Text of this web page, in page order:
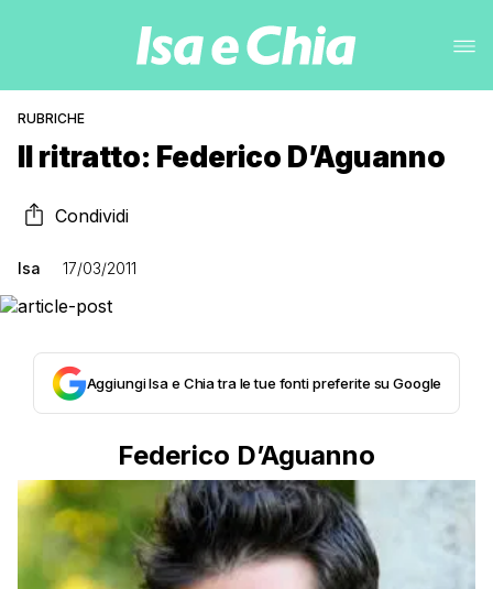
RUBRICHE
Il ritratto: Federico D’Aguanno
Condividi
Isa 17/03/2011
Aggiungi Isa e Chia tra le tue fonti preferite su Google
Federico D’Aguanno